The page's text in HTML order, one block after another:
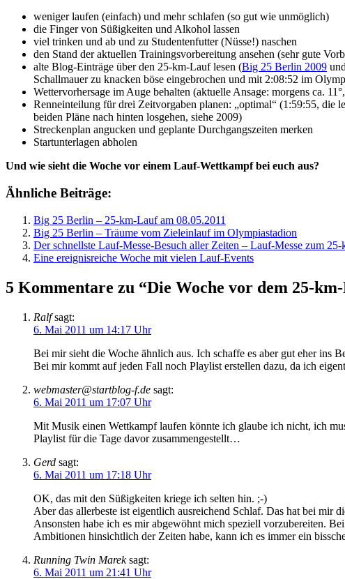
weniger laufen (einfach) und mehr schlafen (so gut wie unmöglich)
die Finger von Süßigkeiten und Alkohol lassen
viel trinken und ab und zu Studentenfutter (Nüsse!) naschen
den Stand der aktuellen Trainingsvorbereitung ansehen (sehr gute
alte Blog-Einträge über den 25-km-Lauf lesen (Big 25 Berlin 2009 und
Schallmauer zu knacken böse eingebrochen und mit 2:08:52 im
Wettervorhersage im Auge behalten (aktuelle Ansage: morgens ca.
Renneinteilung für drei Zeitvorgaben planen: „optimal“ (1:59:55, die
beiden Pläne nach hinten losgehen, siehe 2009)
Streckenplan angucken und geplante Durchgangszeiten merken
Startunterlagen abholen
Und wie sieht die Woche vor einem Lauf-Wettkampf bei euch aus?
Ähnliche Beiträge:
Big 25 Berlin – 25-km-Lauf am 08.05.2011
Big 25 Berlin – Träume vom Zieleinlauf im Olympiastadion
Der schnellste Lauf-Messe-Besuch aller Zeiten – Lauf-Messe zum
Eine ereignisreiche Woche mit vielen Lauf-Events
5 Kommentare zu “Die Woche vor dem 25-
Ralf sagt:
6. Mai 2011 um 14:17 Uhr
Bei mir sieht die Woche ähnlich aus. Ich schaffe es aber gut eher ins
Bei mir kommt auf jeden Fall noch Playlist erstellen dazu, da ich
webmaster@startblog-f.de sagt:
6. Mai 2011 um 17:07 Uhr
Mit Musik einen Wettkampf laufen könnte ich glaube ich nicht, ich
Playlist für die Tage davor zusammengestellt…
Gerd sagt:
6. Mai 2011 um 17:18 Uhr
OK, das mit den Süßigkeiten kriege ich selten hin. ;-)
Aber das allerbeste ist eigentlich ausreichend Schlaf. Das hat bei mir
Ansonsten habe ich es mir abgewöhnt mich speziell vorzubereiten.
Ambitionen hinsichtlich der Zeiten habe, kann ich es immer ein
Running Twin Marek sagt:
6. Mai 2011 um 21:41 Uhr